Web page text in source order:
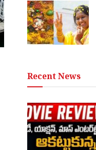
Recent News